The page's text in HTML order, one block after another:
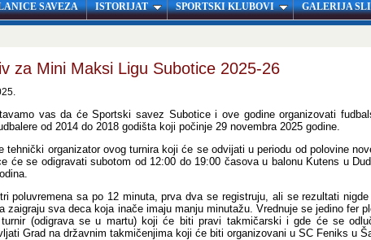
SAVEZA ISTORIJAT SPORTSKI KLUBOVI GALERIJA
za Mini Maksi Ligu Subotice 2025-26
vas da će Sportski savez Subotice i ove godine organizovati
od 2014 do 2018 godišta koji počinje 29 novembra 2025 godine.
tehnički organizator ovog turnira koji će se odvijati u periodu od polovine
će se odigravati subotom od 12:00 do 19:00 časova u balonu Kutens u
poluvremena sa po 12 minuta, prva dva se registruju, ali se rezultati
zaigraju sva deca koja inače imaju manju minutažu. Vrednuje se jedino fer
(odigrava se u martu) koji će biti pravi takmičarski i gde će se
Grad na državnim takmičenjima koji će biti organizovani u SC Feniks u